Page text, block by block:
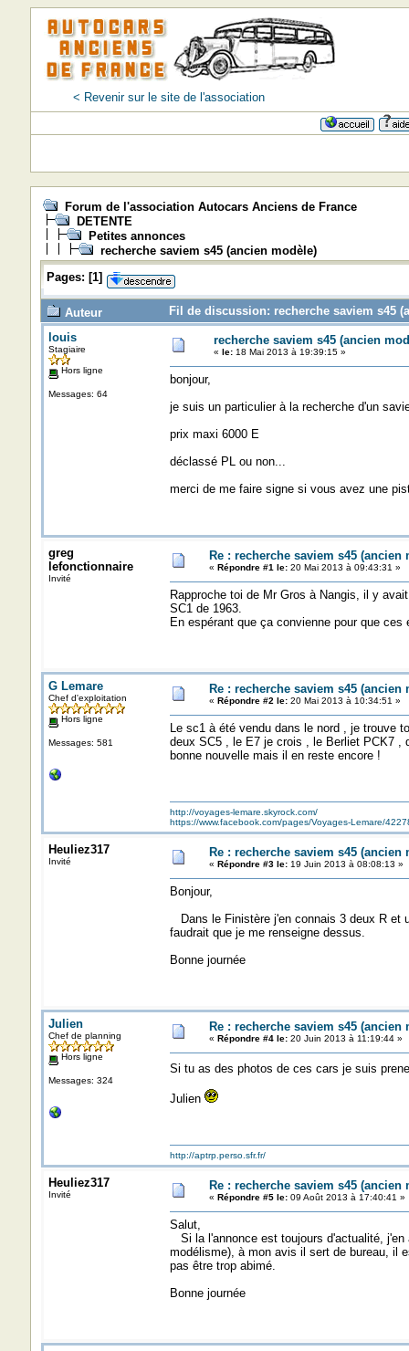
< Revenir sur le site de l'association
Forum de l'association Autocars Anciens de France
DETENTE
Petites annonces
recherche saviem s45 (ancien modèle)
Pages: [1]
Auteur
Fil de discussion: recherche saviem s45
louis
Stagiaire
Hors ligne
Messages: 64
recherche saviem s45 (ancien
« le:18 Mai 2013 à 19:39:15 »
bonjour,
je suis un particulier à la recherche d'un
prix maxi 6000 E
déclassé PL ou non...
merci de me faire signe si vous avez une
greg
lefonctionnaire
Invité
Re : recherche saviem s45 (ancien
« Répondre #1 le:20 Mai 2013 à 09:43:31 »
Rapproche toi de Mr Gros à Nangis, il y
SC1 de 1963.
En espérant que ça convienne pour que
G Lemare
Chef d'exploitation
Hors ligne
Messages: 581
Re : recherche saviem s45 (ancien
« Répondre #2 le:20 Mai 2013 à 10:34:51 »
Le sc1 à été vendu dans le nord , je trouve
deux SC5 , le E7 je crois , le Berliet PCK7 ,
bonne nouvelle mais il en reste encore !
http://voyages-lemare.skyrock.com/
https://www.facebook.com/pages/Voyages-Lemare/
Heuliez317
Invité
Re : recherche saviem s45 (ancien
« Répondre #3 le:19 Juin 2013 à 08:08:13 »
Bonjour,
Dans le Finistère j'en connais 3 deux R et
faudrait que je me renseigne dessus.
Bonne journée
Julien
Chef de planning
Hors ligne
Messages: 324
Re : recherche saviem s45 (ancien
« Répondre #4 le:20 Juin 2013 à 11:19:44 »
Si tu as des photos de ces cars je suis
Julien
http://aptrp.perso.sfr.fr/
Heuliez317
Invité
Re : recherche saviem s45 (ancien
« Répondre #5 le:09 Août 2013 à 17:40:41 »
Salut,
Si la l'annonce est toujours d'actualité, j'en
modélisme), à mon avis il sert de bureau, il
pas être trop abimé.
Bonne journée